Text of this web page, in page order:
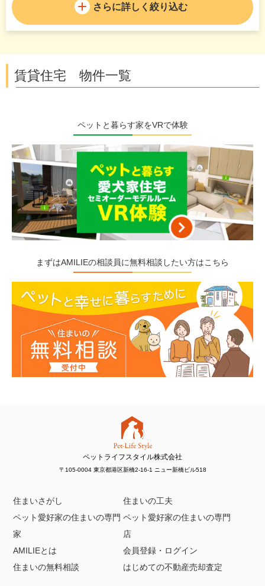
さらに詳しく絞り込む
賃貸住宅 物件一覧
ペットと暮らす家をVRで体験
まずはAMILIEの相談員に無料相談したい方はこちら
ペットライフスタイル株式会社
〒105-0004 東京都港区新橋2-16-1 ニュー新橋ビル518
住まいさがし
住まいの工夫
ペット愛好家の住まいの専門
家
ペット愛好家の住まいの専門
店
AMILIEとは
会員登録・ログイン
住まいの無料相談
はじめての不動産売却査定